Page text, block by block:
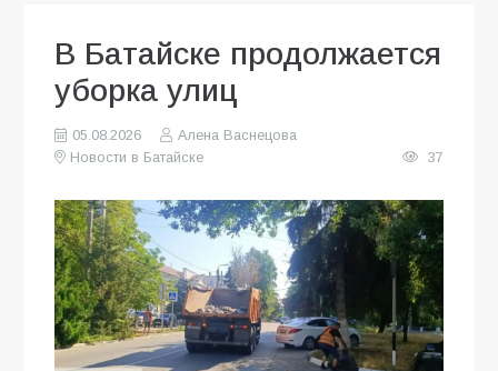
В Батайске продолжается
уборка улиц
05.08.2026
Алена Васнецова
Новости в Батайске
37